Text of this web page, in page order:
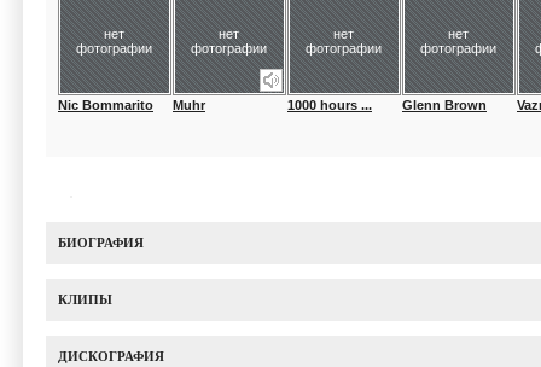
нет
фотографии
Nic Bommarito
нет
фотографии
Muhr
нет
фотографии
1000 hours ...
нет
фотографии
Glenn Brown
БИОГРАФИЯ
КЛИПЫ
ДИСКОГРАФИЯ